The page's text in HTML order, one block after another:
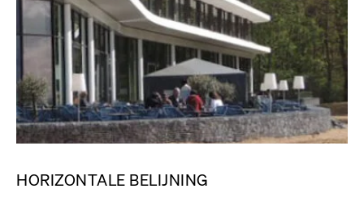
HORIZONTALE BELIJNING